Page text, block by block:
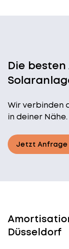
Die
Wir verbinden
in deiner Nähe.
Jetzt
Düsseldorf